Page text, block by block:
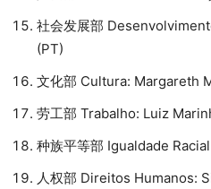
社会发展部
(PT)
文化部 Cultura: Margareth
劳工部 Trabalho: Luiz
种族平等部 Igualdade
人权部 Direitos Humanos: